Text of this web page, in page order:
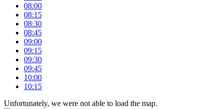
08:00
08:15
08:30
08:45
09:00
09:15
09:30
09:45
10:00
10:15
Unfortunately, we were not able to load the map.